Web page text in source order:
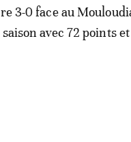
3-0 face au
avec 72 points